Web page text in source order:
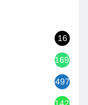
16
1692
497
1420